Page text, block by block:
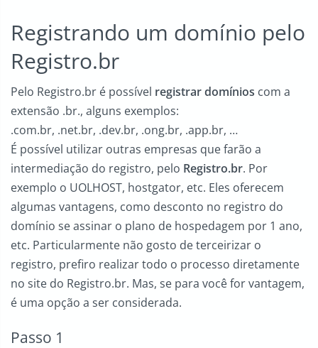
Registrando um domínio pelo
Registro.br
Pelo Registro.br é possível registrar domínios com a
extensão .br., alguns exemplos:
.com.br, .net.br, .dev.br, .ong.br, .app.br, …
É possível utilizar outras empresas que farão a
intermediação do registro, pelo Registro.br. Por
exemplo o UOLHOST, hostgator, etc. Eles oferecem
algumas vantagens, como desconto no registro do
domínio se assinar o plano de hospedagem por 1 ano,
etc. Particularmente não gosto de terceirizar o
registro, prefiro realizar todo o processo diretamente
no site do Registro.br. Mas, se para você for vantagem,
é uma opção a ser considerada.
Passo 1